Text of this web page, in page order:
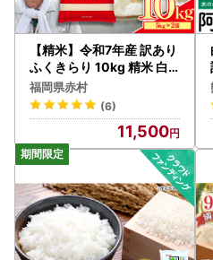
【精米】令和7年産 訳あり
ふくきらり 10kg 精米 白
米 (品番:3X4R7)
福岡県赤村
(6)
11,500